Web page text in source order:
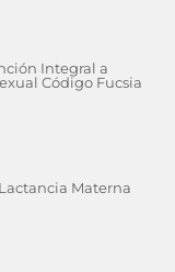
Integral a
Código Fucsia
Materna